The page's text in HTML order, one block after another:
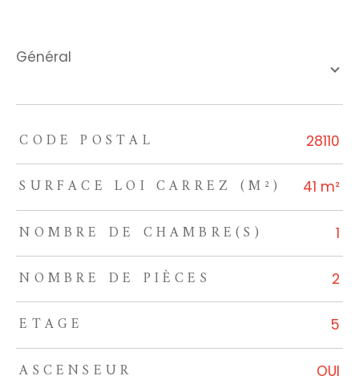
général
TRAD_ZEPHYR_Caracteristique TRAD_ZEPHYR_Valeurs
CODE POSTAL 28110
SURFACE LOI CARREZ (M²) 41 m²
NOMBRE DE CHAMBRE(S) 1
NOMBRE DE PIÈCES 2
ETAGE 5
ASCENSEUR OUI